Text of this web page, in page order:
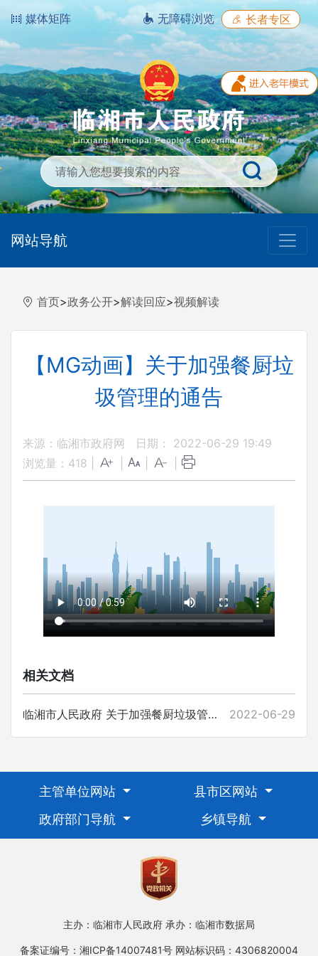
媒体矩阵 无障碍浏览 长者专区
网站导航
首页>政务公开>解读回应>视频解读
【MG动画】关于加强餐厨垃
圾管理的通告
来源：临湘市政府网
日期： 2022-06-29 19:49
浏览量： 418
相关文档
临湘市人民政府 关于加强餐厨垃圾管理的通告 2022-06-29
主管单位网站
县市区网站
政府部门导航
乡镇导航
主办：临湘市人民政府 承办：临湘市数据局
备案证编号：湘ICP备14007481号 网站标识码：4306820004